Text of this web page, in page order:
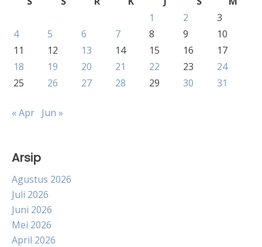
1
2
3
4
5 6 7 8 9
10
11
12 13 14 15 16
17
18
19 20 21 22 23
24
25
26 27 28 29 30 31
« Apr Jun »
Arsip
Agustus 2026
Juli 2026
Juni 2026
Mei 2026
April 2026